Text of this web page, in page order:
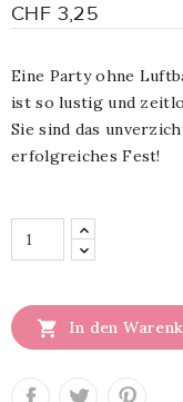
CHF 3,25
Eine Party ohne
ist so lustig und
Sie sind das
erfolgreiches Fest!
 In den